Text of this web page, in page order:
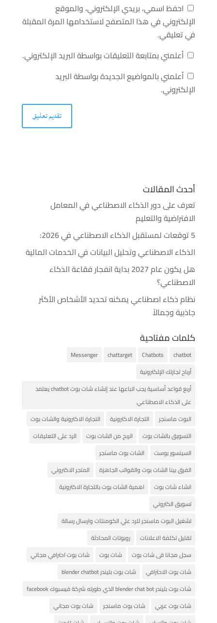
احفظ اسمي، بريدي الإلكتروني، والموقع
الإلكتروني في هذا المتصفح لاستخدامها المرة المقبلة
في تعليقي.
أعلمني بمتابعة التعليقات بواسطة البريد الإلكتروني.
أعلمني بالمواضيع الجديدة بواسطة البريد
الإلكتروني.
أحدث المقالات
تعرف على دور الذكاء الاصطناعي في المعامل
الافتراضية والتعليم
5 توقعات لمستقبل الذكاء الاصطناعي في 2026:
الذكاء الاصطناعي وتحليل البيانات في الخدمات المالية
هل يكون عام 2027 بداية انفجار فقاعة الذكاء
الاصطناعي؟
نظام ذكاء اصطناعي يمكنه تحديد الأشخاص الأكثر
جاذبية وجمالاً
كلمات مفتاحية
chatbot
Chatbots
chattarget
Messenger
أرباح تجارتك الإلكترونية
أربع قواعد أساسية يجب اتباعها عند إنشاء شات بوت chatbot يعتمد
على الذكاء الاصطناعي
البوت ماسنجر
التجارة الاكترونية
التجارة الاكترونية والشات بوت
التسويق بالشات بوت
الربح من الشات بوت
الرد على التعليقات
السينسور بوست
الشات بوت ماسنجر
الفرق بينا الشات بوت والقوالب الجاهزة
المتجر الاكتروني
انشاء شات بوت
اهمية الشات بوت بالتجارة الاكترونية
تسويق الكتروني
تشغيل البوت ماسنجر للرد علي الكومنتات وارسال رسالة
تقليل تكلفة الاعلانات
روبوتات المحادثة
سجل مجانا فى شات بوت
شات بوت
شات بوت احترافي مجاني
شات بوت الاحترافي
شات بوت بليندر blender chatbot
شات بوت بليندر blender chat bot الذي طورته شركة فيسبوك facebook
شات بوت عربي
شات بوت ماسنجر
شات بوت مجاني